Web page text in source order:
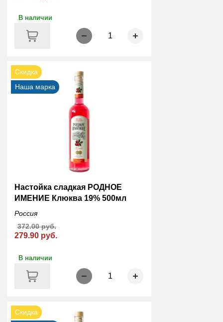
В наличии
1
Скидка
Наша марка
Настойка сладкая РОДНОЕ
ИМЕНИЕ Клюква 19% 500мл
Россия
279.90 руб.
372.00 руб.
В наличии
1
Скидка